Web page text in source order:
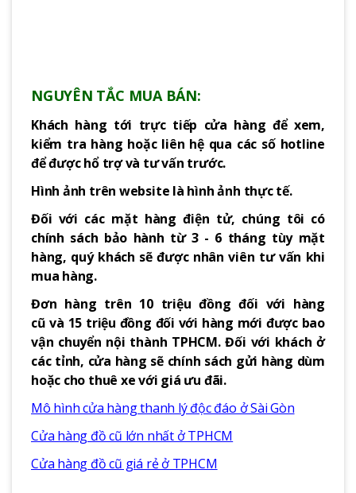
NGUYÊN TẮC MUA BÁN:
Khách hàng tới trực tiếp cửa hàng để xem,
kiểm tra hàng hoặc liên hệ qua các số hotline
để được hổ trợ và tư vấn trước.
Hình ảnh trên website là hình ảnh thực tế.
Đối với các mặt hàng điện tử, chúng tôi có
chính sách bảo hành từ 3 - 6 tháng tùy mặt
hàng, quý khách sẽ được nhân viên tư vấn khi
mua hàng.
Đơn hàng trên 10 triệu đồng đối với hàng
cũ và 15 triệu đồng đối với hàng mới được bao
vận chuyển nội thành TPHCM. Đối với khách ở
các tỉnh, cửa hàng sẽ chính sách gửi hàng dùm
hoặc cho thuê xe với giá ưu đãi.
Mô hình cửa hàng thanh lý độc đáo ở Sài Gòn
Cửa hàng đồ cũ lớn nhất ở TPHCM
Cửa hàng đồ cũ giá rẻ ở TPHCM